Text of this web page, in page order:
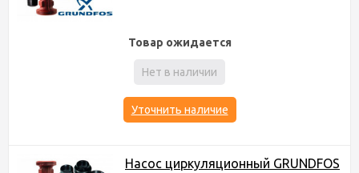
Товар ожидается
Нет в наличии
Уточнить наличие
Насос циркуляционный GRUNDFOS